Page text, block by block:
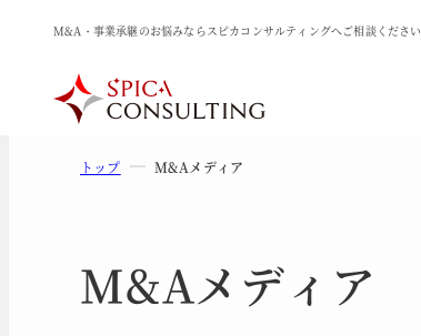
M&A・事業承継のお悩みならスピカコンサルティングへご相談ください
トップ M&Aメディア
M&Aメディア